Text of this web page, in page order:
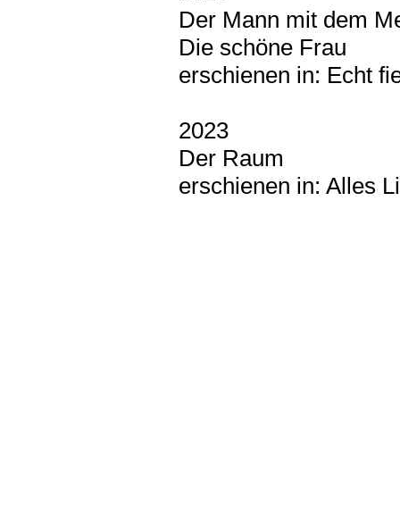
Der Mann mit dem
Die schöne Frau
erschienen in: Echt
2023
Der Raum
erschienen in: Alles